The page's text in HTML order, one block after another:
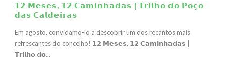
𝟭𝟮 𝗠𝗲𝘀𝗲𝘀, 𝟭𝟮 𝗖𝗮𝗺𝗶𝗻𝗵𝗮𝗱𝗮𝘀 | 𝗧𝗿𝗶𝗹𝗵𝗼 𝗱𝗼 𝗣𝗼𝗰̧𝗼
𝗱𝗮𝘀 𝗖𝗮𝗹𝗱𝗲𝗶𝗿𝗮𝘀
Em agosto, convidamo-lo a descobrir um dos recantos mais
refrescantes do concelho! 𝟭𝟮 𝗠𝗲𝘀𝗲𝘀, 𝟭𝟮 𝗖𝗮𝗺𝗶𝗻𝗵𝗮𝗱𝗮𝘀 |
𝗧𝗿𝗶𝗹𝗵𝗼 𝗱𝗼...